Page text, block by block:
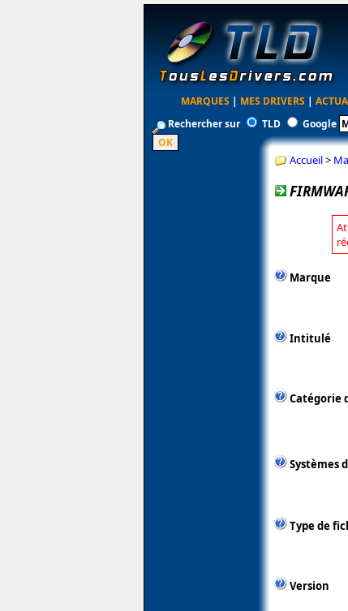
MARQUES | MES DRIVERS |
Rechercher sur
TLD Google
Accueil>
Marque
Intitulé
Catégorie
Systèmes
Type de
Version